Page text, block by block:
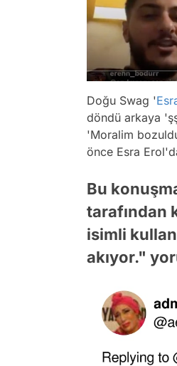
Doğu Swag '
döndü arkaya
'Moralim
önce Esra
Bu
tarafından
isimli
akıyor."